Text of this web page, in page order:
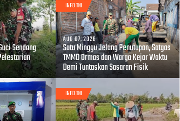
Sendang
INFO TNI
AUG 07, 2026
Satu Minggu Jelang Penutupan, Satgas
TMMD Ormas dan Warga Kejar Waktu
Demi Tuntaskan Sasaran Fisik
INFO TNI